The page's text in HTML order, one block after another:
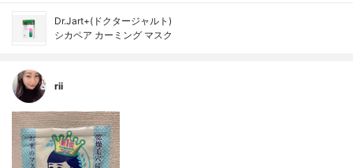
Dr.Jart+(ドクタージャルト)
シカペア カーミング マスク
rii